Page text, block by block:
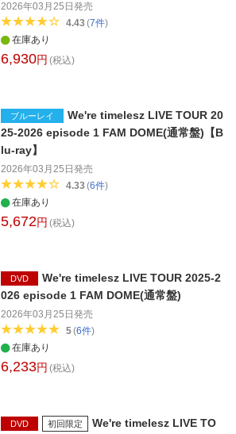
2026年03月25日 発売
4.43(7件)
在庫あり
6,930円 (税込)
ブルーレイ
We're timelesz LIVE TOUR 20
25-2026 episode 1 FAM DOME(通常盤)【B
lu-ray】
2026年03月25日 発売
4.33(6件)
在庫あり
5,672円 (税込)
DVD
We're timelesz LIVE TOUR 2025-2
026 episode 1 FAM DOME(通常盤)
2026年03月25日 発売
5(6件)
在庫あり
6,233円 (税込)
DVD 初回限定
We're timelesz LIVE TO